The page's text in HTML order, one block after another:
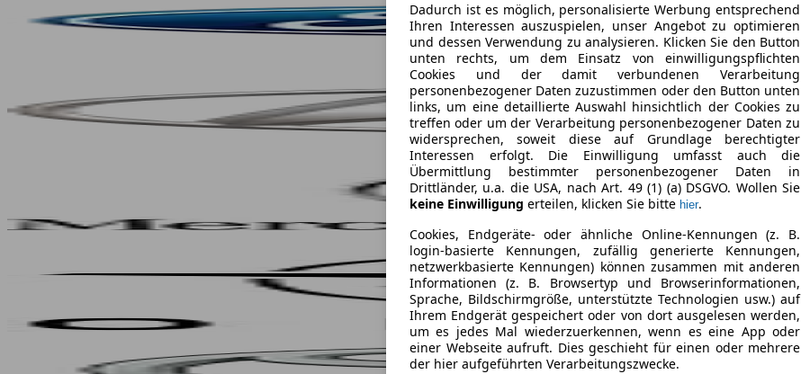
Dadurch ist es möglich, personalisierte Werbung entsprechend
Ihren Interessen auszuspielen, unser Angebot zu optimieren
und dessen Verwendung zu analysieren. Klicken Sie den Button
unten rechts, um dem Einsatz von einwilligungspflichten
Cookies und der damit verbundenen Verarbeitung
personenbezogener Daten zuzustimmen oder den Button unten
links, um eine detaillierte Auswahl hinsichtlich der Cookies zu
treffen oder um der Verarbeitung personenbezogener Daten zu
widersprechen, soweit diese auf Grundlage berechtigter
Interessen erfolgt. Die Einwilligung umfasst auch die
Übermittlung bestimmter personenbezogener Daten in
Drittländer, u.a. die USA, nach Art. 49 (1) (a) DSGVO. Wollen Sie
keine Einwilligung erteilen, klicken Sie bitte hier.
Cookies, Endgeräte- oder ähnliche Online-Kennungen (z. B.
login-basierte Kennungen, zufällig generierte Kennungen,
netzwerkbasierte Kennungen) können zusammen mit anderen
Informationen (z. B. Browsertyp und Browserinformationen,
Sprache, Bildschirmgröße, unterstützte Technologien usw.) auf
Ihrem Endgerät gespeichert oder von dort ausgelesen werden,
um es jedes Mal wiederzuerkennen, wenn es eine App oder
einer Webseite aufruft. Dies geschieht für einen oder mehrere
der hier aufgeführten Verarbeitungszwecke.